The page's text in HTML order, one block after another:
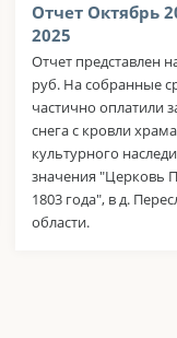
Отчет Октябрь
2025
Отчет представлен
руб. На собранные
частично оплатили
снега с кровли
культурного
значения "Церковь
1803 года", в д.
области.